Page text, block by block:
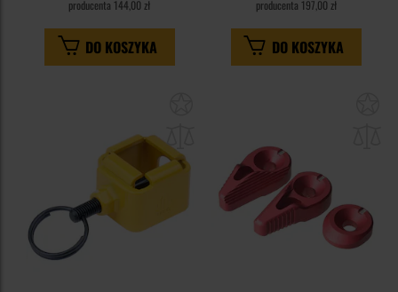
producenta 144,00 zł
DO KOSZYKA
producenta 197,00 zł
DO KOSZYKA